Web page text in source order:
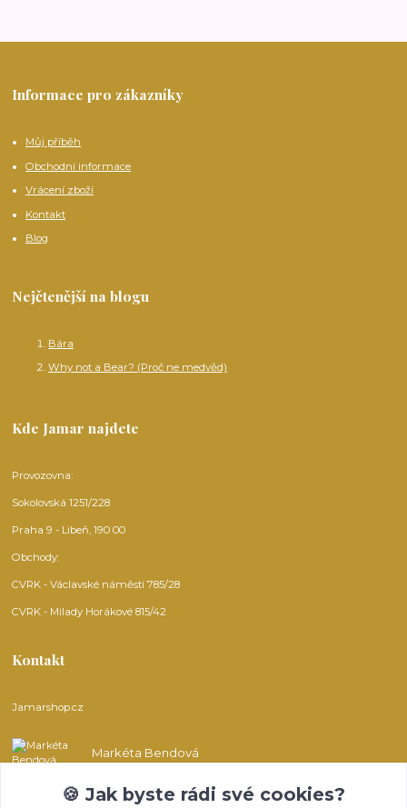
Informace pro zákazníky
Můj příběh
Obchodní informace
Vrácení zboží
Kontakt
Blog
Nejčtenější na blogu
Bára
Why not a Bear? (Proč ne medvěd)
Kde Jamar najdete
Provozovna:
Sokolovská 1251/228
Praha 9 - Libeň, 190 00
Obchody:
CVRK - Václavské náměstí 785/28
CVRK - Milady Horákové 815/42
Kontakt
Jamarshop.cz
Markéta Bendová
info@jamarshop.cz
🍪 Jak byste rádi své cookies?